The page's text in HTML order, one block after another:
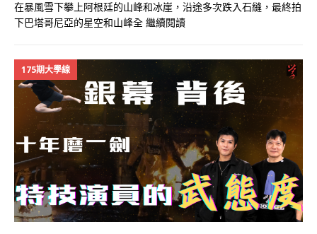
在暴風雪下攀上阿根廷的山峰和冰崖，沿途多次跌入石縫，最終拍
下巴塔哥尼亞的星空和山峰全 繼續閱讀
175期大學線